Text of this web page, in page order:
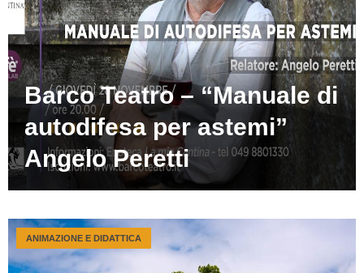
Barco Teatro – “Manuale di
autodifesa per astemi”
Angelo Peretti
ANIMAZIONE E DIDATTICA